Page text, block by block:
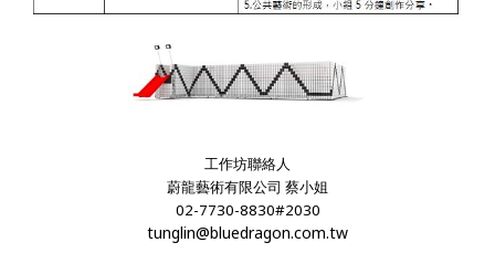
工作坊聯絡人
蔚龍藝術有限公司 蔡小姐
02-7730-8830#2030
tunglin@bluedragon.com.tw